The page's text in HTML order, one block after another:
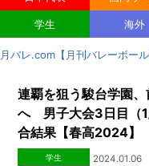
学生 海外
月バレ.com【月刊バレーボール
連覇を狙う駿台学園
へ 男子大会3日目（
合結果【春高2024】
学生 2024.01.06